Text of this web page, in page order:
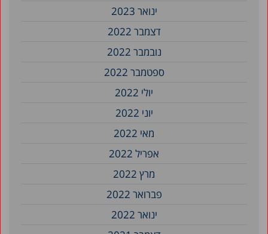
ינואר 2023
דצמבר 2022
נובמבר 2022
ספטמבר 2022
יולי 2022
יוני 2022
מאי 2022
אפריל 2022
מרץ 2022
פברואר 2022
ינואר 2022